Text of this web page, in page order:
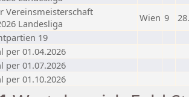
Vereinsmeisterschaft
Landesliga
Wien 9
19
per 01.04.2026
per 01.07.2026
per 01.10.2026